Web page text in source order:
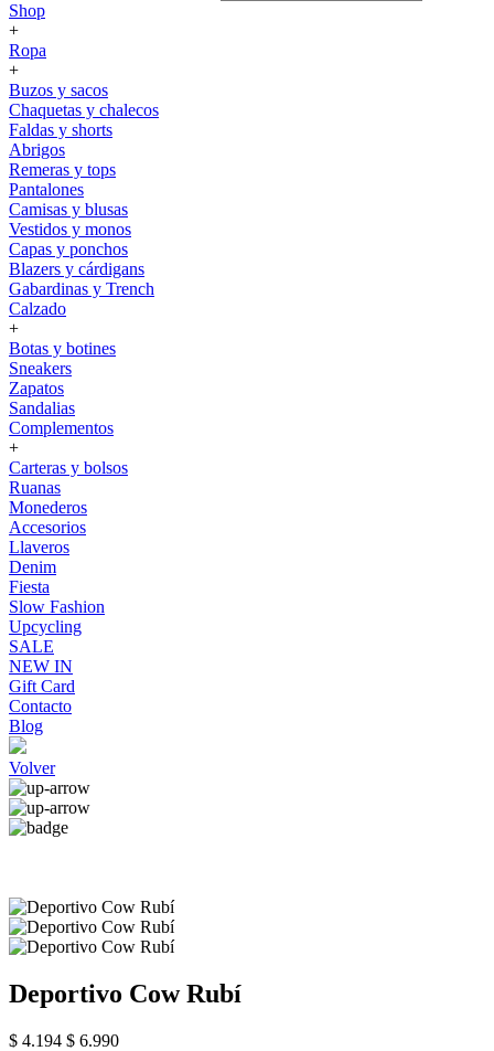
Shop
+
Ropa
+
Buzos y sacos
Chaquetas y chalecos
Faldas y shorts
Abrigos
Remeras y tops
Pantalones
Camisas y blusas
Vestidos y monos
Capas y ponchos
Blazers y cárdigans
Gabardinas y Trench
Calzado
+
Botas y botines
Sneakers
Zapatos
Sandalias
Complementos
+
Carteras y bolsos
Ruanas
Monederos
Accesorios
Llaveros
Denim
Fiesta
Slow Fashion
Upcycling
SALE
NEW IN
Gift Card
Contacto
Blog
Volver
Deportivo Cow Rubí
$ 4.194 $ 6.990